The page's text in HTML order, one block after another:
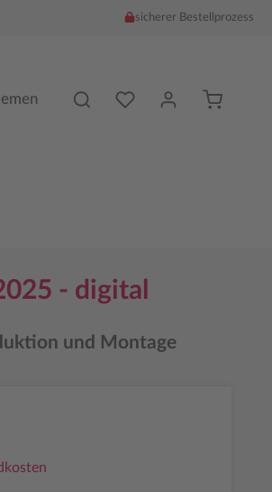
sicherer Bestellprozess
Du hast %counter%
- digital
und Montage